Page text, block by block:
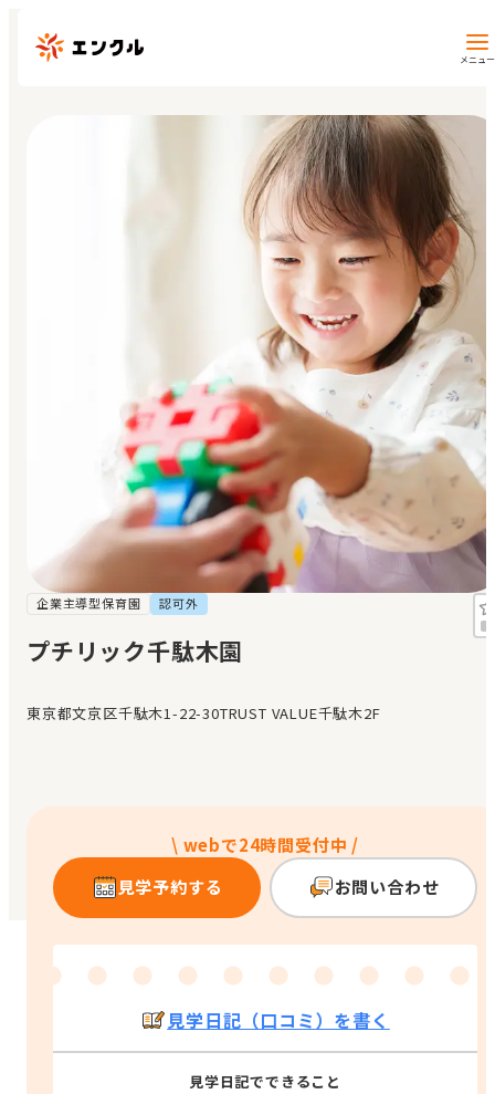
メニュー
閲覧履歴
お気に入り
見学日記
メッセージ
おすすめの園
エンクルの特徴と活用方法
企業主導型保育園 認可外
プチリック千駄木園
東京都文京区千駄木1-22-30TRUST VALUE千駄木2F
\ webで24時間受付中 /
見学予約する
お問い合わせ
見学日記（口コミ）を書く
見学日記でできること